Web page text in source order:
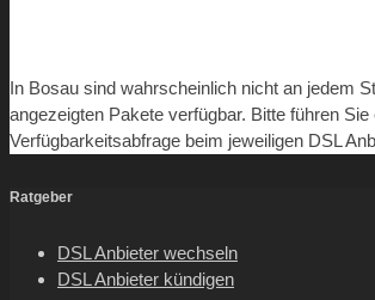
In Bosau sind wahrscheinlich nicht an jedem
angezeigten Pakete verfügbar. Bitte führen Sie
Verfügbarkeitsabfrage beim jeweiligen DSL
Ratgeber
DSL Anbieter wechseln
DSL Anbieter kündigen